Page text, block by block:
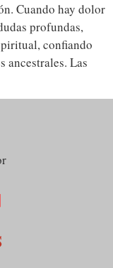
Cuando hay dolor
profundas,
confiando
ancestrales. Las